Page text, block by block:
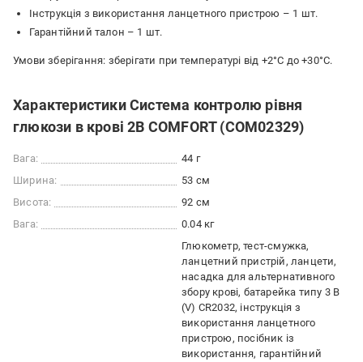
Інструкція з використання ланцетного пристрою – 1 шт.
Гарантійний талон – 1 шт.
Умови зберігання: зберігати при температурі від +2°C до +30°C.
Характеристики Система контролю рівня
глюкози в крові 2B COMFORT (COM02329)
Вага:
44 г
Ширина:
53 см
Висота:
92 см
Вага:
0.04 кг
Глюкометр, тест-смужка,
ланцетний пристрій, ланцети,
насадка для альтернативного
збору крові, батарейка типу 3 B
(V) CR2032, інструкція з
використання ланцетного
пристрою, посібник із
використання, гарантійний